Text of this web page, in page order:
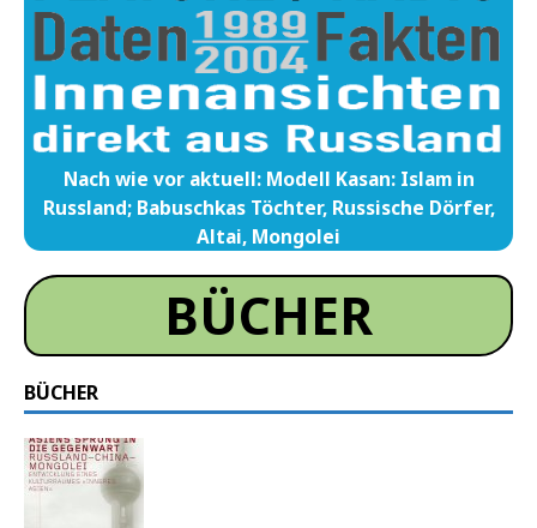
Nach wie vor aktuell: Modell Kasan: Islam in
Russland; Babuschkas Töchter, Russische Dörfer,
Altai, Mongolei
BÜCHER
BÜCHER